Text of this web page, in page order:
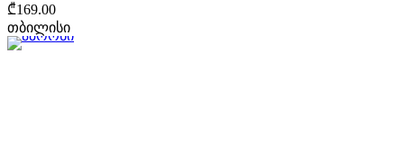
₾169.00
თბილისი